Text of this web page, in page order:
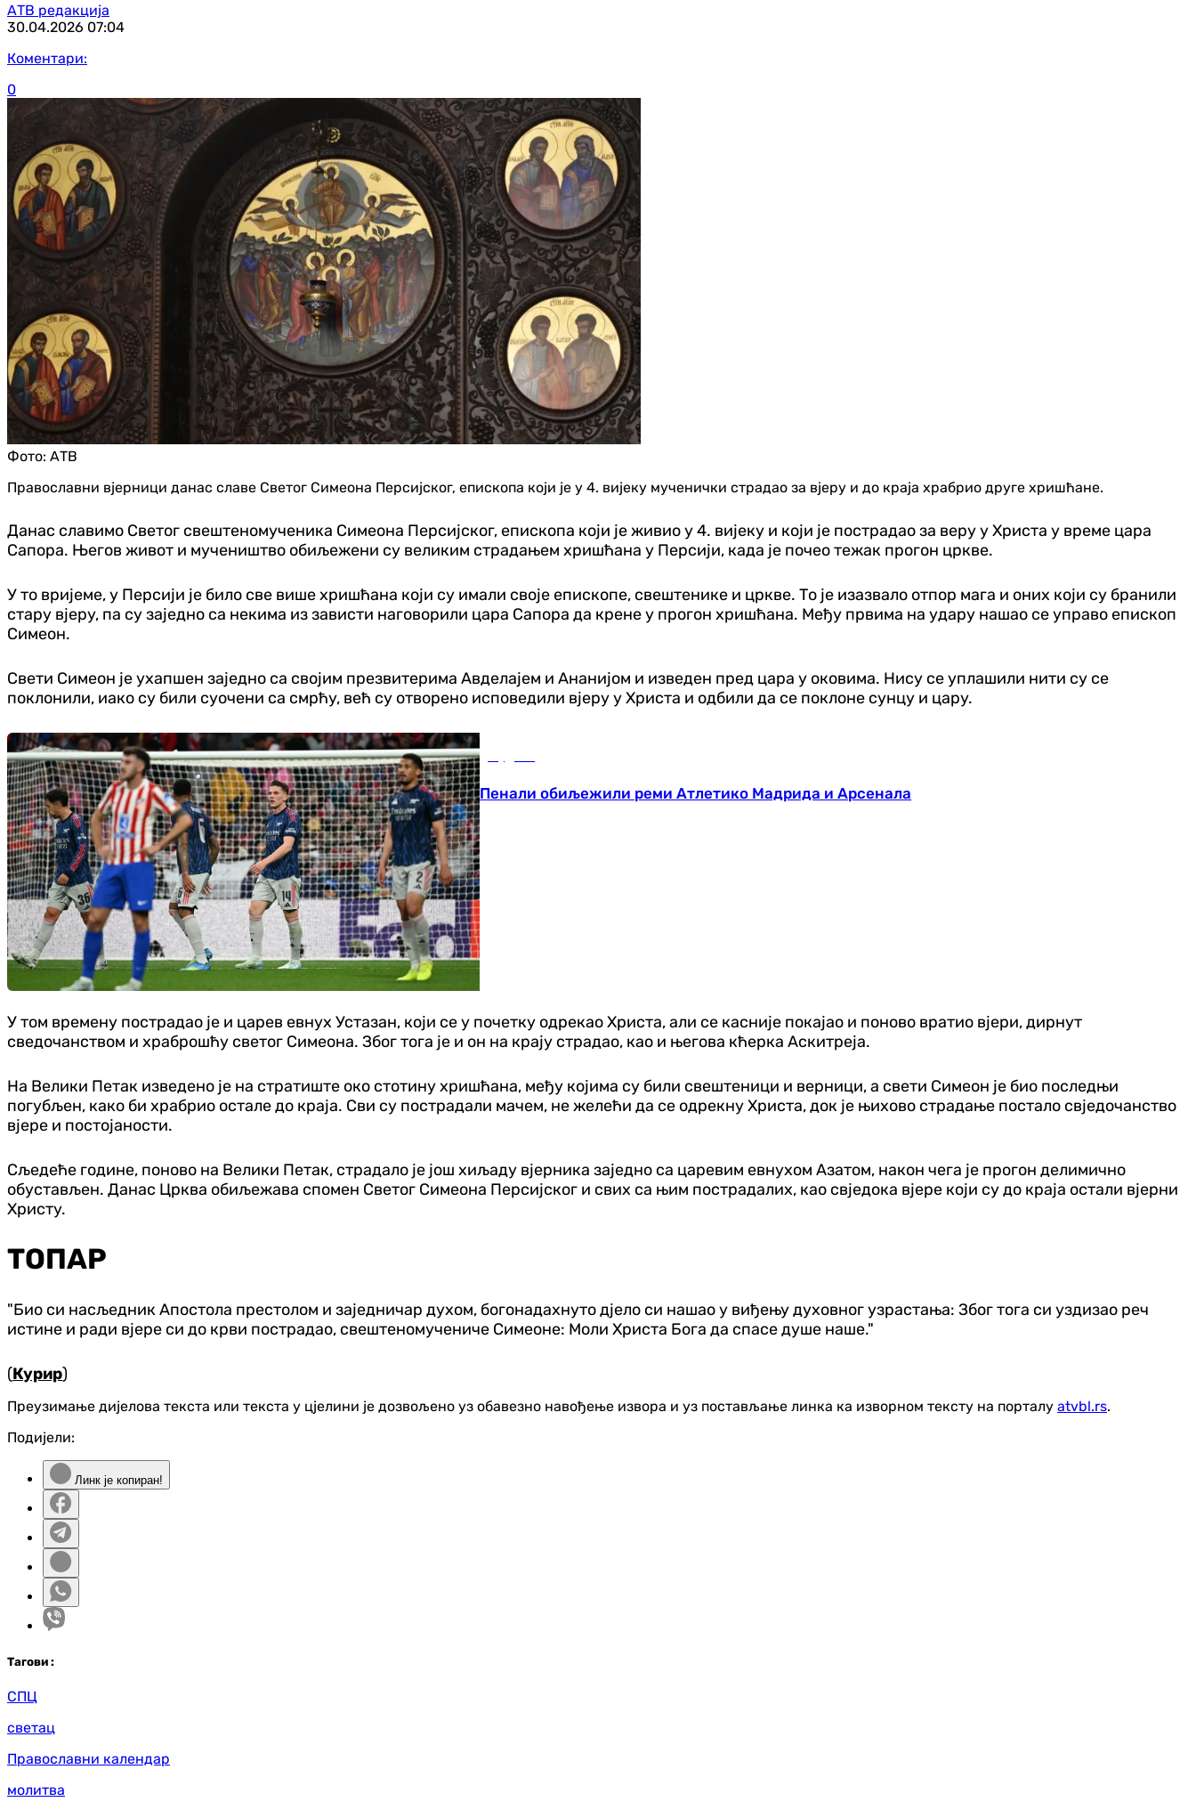
АТВ редакција
30.04.2026 07:04
Коментари:
0
Фото: АТВ
Православни вјерници данас славе Светог Симеона Персијског, епископа који је у 4. вијеку мученички страдао за вјеру и до краја храбрио друге хришћане.
Данас славимо Светог свештеномученика Симеона Персијског, епископа који је живио у 4. вијеку и који је пострадао за веру у Христа у време цара
Сапора. Његов живот и мучеништво обиљежени су великим страдањем хришћана у Персији, када је почео тежак прогон цркве.
У то вријеме, у Персији је било све више хришћана који су имали своје епископе, свештенике и цркве. То је изазвало отпор мага и оних који су бранили
стару вјеру, па су заједно са некима из зависти наговорили цара Сапора да крене у прогон хришћана. Међу првима на удару нашао се управо епископ
Симеон.
Свети Симеон је ухапшен заједно са својим презвитерима Авделајем и Ананијом и изведен пред цара у оковима. Нису се уплашили нити су се
поклонили, иако су били суочени са смрћу, већ су отворено исповедили вјеру у Христа и одбили да се поклоне сунцу и цару.
Пенали обиљежили реми Атлетико Мадрида и Арсенала
У том времену пострадао је и царев евнух Устазан, који се у почетку одрекао Христа, али се касније покајао и поново вратио вјери, дирнут
сведочанством и храброшћу светог Симеона. Због тога је и он на крају страдао, као и његова кћерка Аскитреја.
На Велики Петак изведено је на стратиште око стотину хришћана, међу којима су били свештеници и верници, а свети Симеон је био последњи
погубљен, како би храбрио остале до краја. Сви су пострадали мачем, не желећи да се одрекну Христа, док је њихово страдање постало свједочанство
вјере и постојаности.
Сљедеће године, поново на Велики Петак, страдало је још хиљаду вјерника заједно са царевим евнухом Азатом, након чега је прогон делимично
обустављен. Данас Црква обиљежава спомен Светог Симеона Персијског и свих са њим пострадалих, као свједока вјере који су до краја остали вјерни
Христу.
ТОПАР
"Био си насљедник Апостола престолом и заједничар духом, богонадахнуто дјело си нашао у виђењу духовног узрастања: Због тога си уздизао реч
истине и ради вјере си до крви пострадао, свештеномучениче Симеоне: Моли Христа Бога да спасе душе наше."
(Курир)
Преузимање дијелова текста или текста у цјелини је дозвољено уз обавезно навођење извора и уз постављање линка ка изворном тексту на порталу atvbl.rs.
Подијели:
Линк је копиран!
Тагови :
СПЦ
светац
Православни календар
молитва